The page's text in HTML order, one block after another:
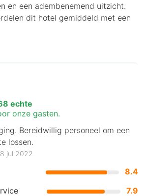
en een adembenemend uitzicht.
dit hotel gemiddeld met een
8.4
7.9
echte
onze gasten.
Bereidwillig personeel om een
lossen.
jul 2022